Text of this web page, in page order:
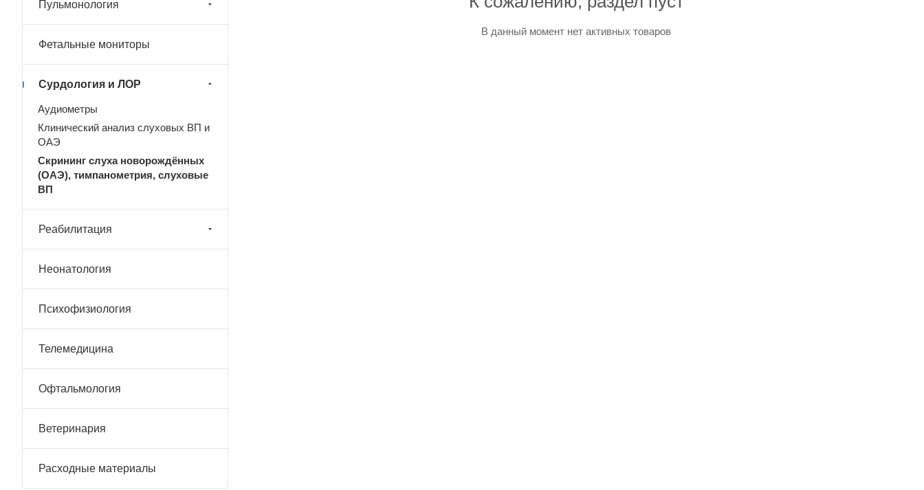
В данный момент нет активных товаров
Пульмонология
Фетальные мониторы
Сурдология и ЛОР
Аудиометры
Клинический анализ слуховых ВП и
ОАЭ
Скрининг слуха новорождённых
(ОАЭ), тимпанометрия, слуховые
ВП
Реабилитация
Неонатология
Психофизиология
Телемедицина
Офтальмология
Ветеринария
Расходные материалы